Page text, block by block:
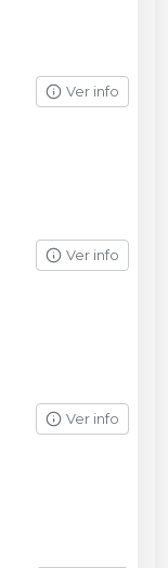
Ver info
Ver info
Ver info